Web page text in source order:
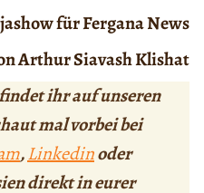
für Fergana News
Arthur Siavash Klishat
ihr auf unseren
mal vorbei bei
,Linkedinoder
direkt in eurer